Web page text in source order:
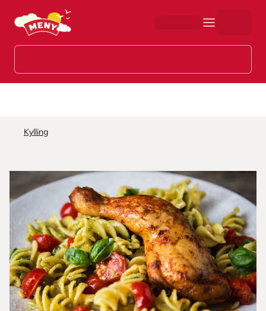
Hopp til hovedinnhold
Kylling